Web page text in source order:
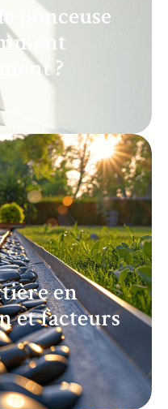
ponceuse
?
en
et facteurs